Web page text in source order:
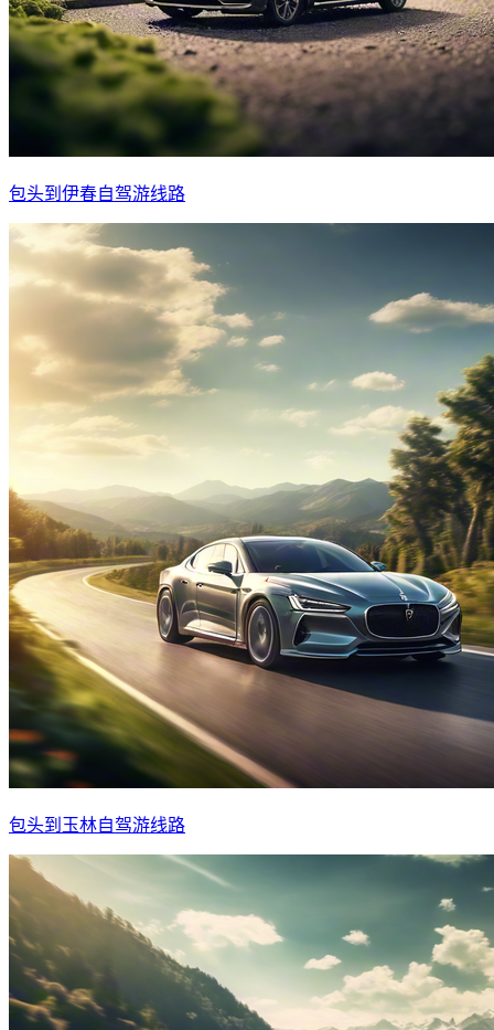
包头到伊春自驾游线路
包头到玉林自驾游线路